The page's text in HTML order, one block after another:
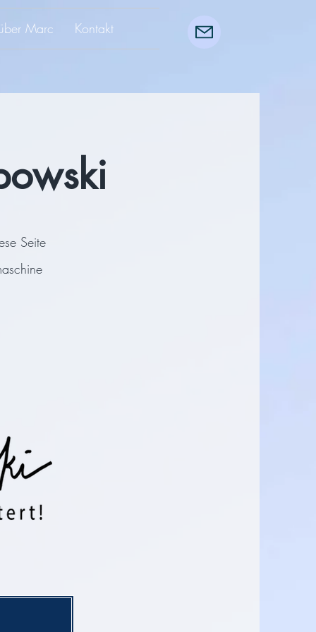
Marc Kontakt
Seite